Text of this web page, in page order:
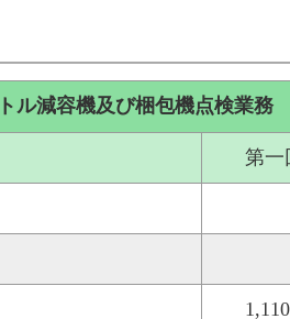
ル減容機及び梱包機点検業務
第一